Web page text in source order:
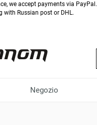
we accept payments via PayPal.
with Russian post or DHL.
Negozio